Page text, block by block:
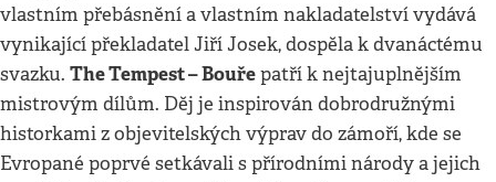
vlastním přebásnění a vlastním nakladatelství vydává
vynikající překladatel Jiří Josek, dospěla k dvanáctému
svazku. The Tempest – Bouřepatří k nejtajuplnějším
mistrovým dílům. Děj je inspirován dobrodružnými
historkami z objevitelských výprav do zámoří, kde se
Evropané poprvé setkávali s přírodními národy a jejich